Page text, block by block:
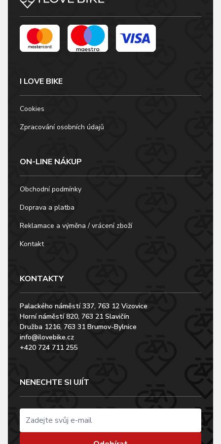
I LOVE BIKE
Cookies
Zpracování osobních údajů
ON-LINE NÁKUP
Obchodní podmínky
Doprava a platba
Reklamace a výměna / vrácení zboží
Kontakt
KONTAKTY
Palackého náměstí 337, 763 12 Vizovice
Horní náměstí 820, 763 21 Slavičín
Družba 1216, 763 31 Brumov-Bylnice
info@ilovebike.cz
+420 724 711 255
NENECHTE SI UJÍT